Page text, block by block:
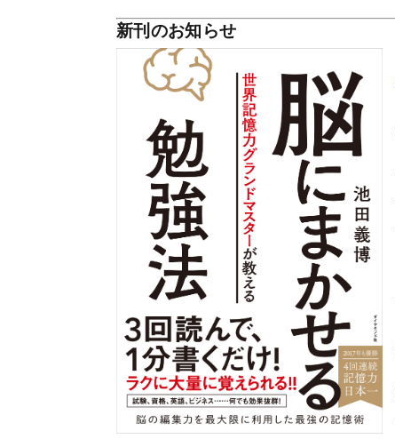
新刊のお知らせ